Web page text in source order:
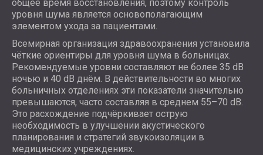
общее время восстановления, поэтому контроль
уровня шума является основополагающим
элементом ухода за пациентами.
Всемирная организация здравоохранения установила
чёткие ориентиры для уровня шума в больницах.
Рекомендуемые уровни составляют не более 35 dB
ночью и 40 dB днём. В действительности во многих
больничных отделениях эти показатели значительно
превышаются, часто составляя в среднем 55–70 dB.
Это расхождение подчёркивает острую
необходимость в улучшении акустического
планирования и стратегий звукоизоляции в
медицинских учреждениях.